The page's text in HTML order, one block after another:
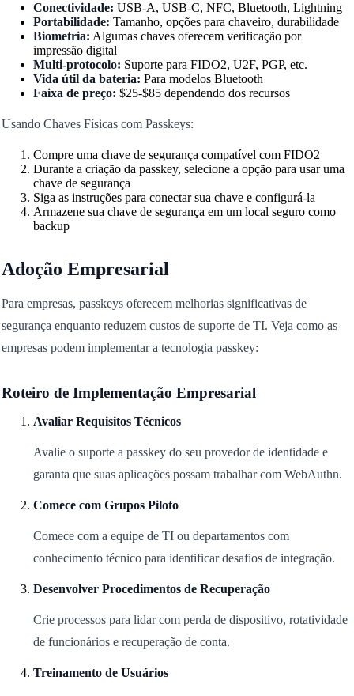
Conectividade: USB-A, USB-C, NFC, Bluetooth, Lightning
Portabilidade: Tamanho, opções para chaveiro, durabilidade
Biometria: Algumas chaves oferecem verificação por
impressão digital
Multi-protocolo: Suporte para FIDO2, U2F, PGP, etc.
Vida útil da bateria: Para modelos Bluetooth
Faixa de preço: $25-$85 dependendo dos recursos
Usando Chaves Físicas com Passkeys:
Compre uma chave de segurança compatível com FIDO2
Durante a criação da passkey, selecione a opção para usar uma
chave de segurança
Siga as instruções para conectar sua chave e configurá-la
Armazene sua chave de segurança em um local seguro como
backup
Adoção Empresarial
Para empresas, passkeys oferecem melhorias significativas de
segurança enquanto reduzem custos de suporte de TI. Veja como as
empresas podem implementar a tecnologia passkey:
Roteiro de Implementação Empresarial
Avaliar Requisitos Técnicos
Avalie o suporte a passkey do seu provedor de identidade e
garanta que suas aplicações possam trabalhar com WebAuthn.
Comece com Grupos Piloto
Comece com a equipe de TI ou departamentos com
conhecimento técnico para identificar desafios de integração.
Desenvolver Procedimentos de Recuperação
Crie processos para lidar com perda de dispositivo, rotatividade
de funcionários e recuperação de conta.
Treinamento de Usuários